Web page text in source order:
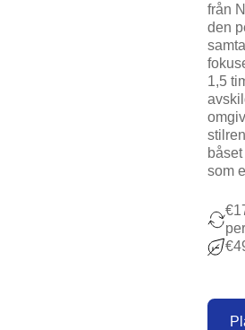
från
den
1,5
som